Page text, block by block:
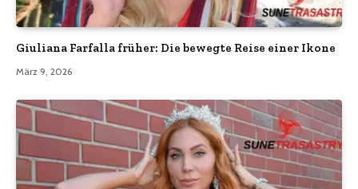
Giuliana Farfalla früher: Die bewegte Reise einer Ikone
März 9, 2026